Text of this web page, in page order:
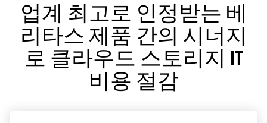
업계 최고로 인정받는 베
리타스 제품 간의 시너지
로 클라우드 스토리지 IT
비용 절감